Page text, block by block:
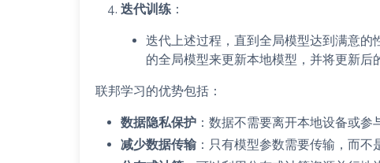
迭代训练 ：
迭代上述过程，直到全局模型达到满意
的全局模型来更新本地模型，并将更新后
联邦学习的优势包括：
数据隐私保护 ：数据不需要离开本地设备或参
减少数据传输 ：只有模型参数需要传输，而不